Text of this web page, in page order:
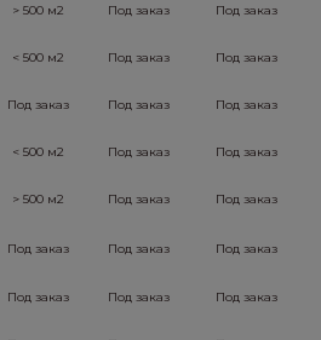
> 500 м2 Под заказ Под заказ
< 500 м2 Под заказ Под заказ
Под заказ Под заказ Под заказ
< 500 м2 Под заказ Под заказ
> 500 м2 Под заказ Под заказ
Под заказ Под заказ Под заказ
Под заказ Под заказ Под заказ